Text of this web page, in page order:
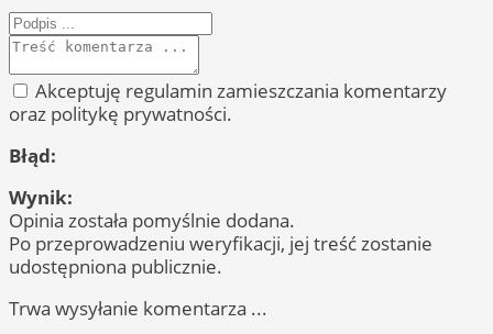
Akceptuję regulamin zamieszczania komentarzy
oraz politykę prywatności.
Błąd:
Wynik:
Opinia została pomyślnie dodana.
Po przeprowadzeniu weryfikacji, jej treść zostanie
udostępniona publicznie.
Trwa wysyłanie komentarza ...